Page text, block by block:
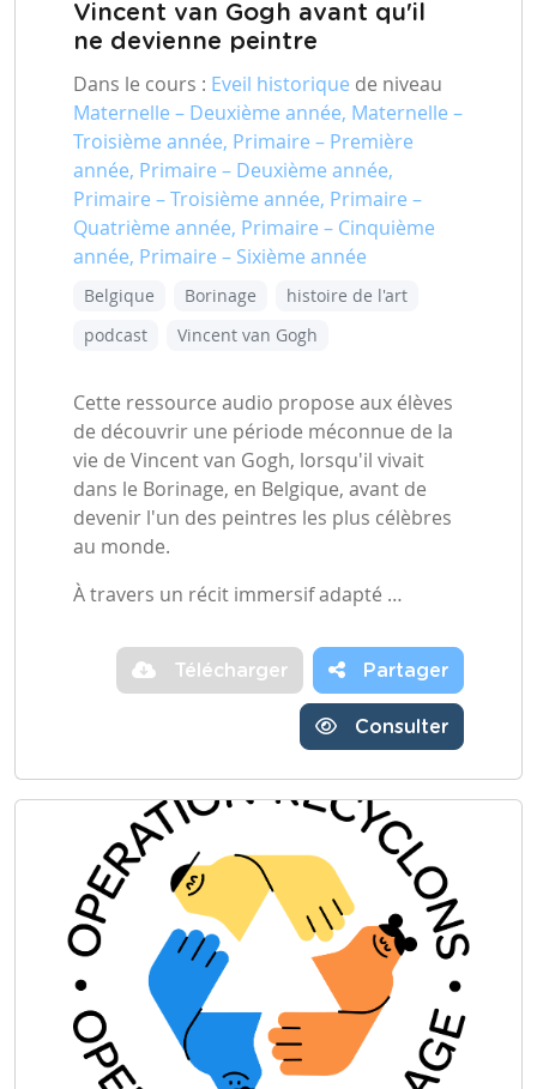
Vincent van Gogh avant qu'il
ne devienne peintre
Dans le cours : Eveil historique de niveau
Maternelle – Deuxième année, Maternelle –
Troisième année, Primaire – Première
année, Primaire – Deuxième année,
Primaire – Troisième année, Primaire –
Quatrième année, Primaire – Cinquième
année, Primaire – Sixième année
Belgique Borinage
histoire de l'art
podcast
Vincent van Gogh
Cette ressource audio propose aux élèves
de découvrir une période méconnue de la
vie de Vincent van Gogh, lorsqu'il vivait
dans le Borinage, en Belgique, avant de
devenir l'un des peintres les plus célèbres
au monde.
À travers un récit immersif adapté …
Télécharger Partager
Consulter